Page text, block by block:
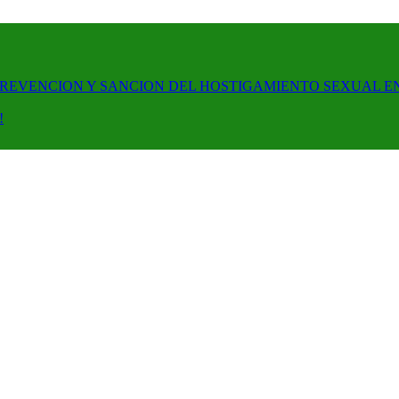
Y SANCION DEL HOSTIGAMIENTO SEXUAL